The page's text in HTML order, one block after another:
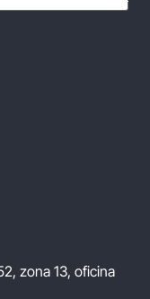
zona 13, oficina